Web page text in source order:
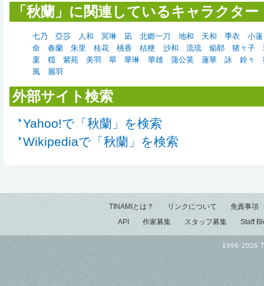
「秋蘭」に関連しているキャラクター
七乃 亞莎 人和 冥琳 凪 北郷一刀 地和 天和 季衣
小蓮
命
春蘭 朱里 桂花 桃香 桔梗 沙和 流琉 焔耶 猪々子
稟
穏 紫苑 美羽 翠 華琳 華雄 蒲公英 蓮華 詠 鈴々
風
麗羽
外部サイト検索
Yahoo!で「秋蘭」を検索
Wikipediaで「秋蘭」を検索
TINAMIとは？ リンクについて
免責事項
API
作家募集 スタッフ募集 Staff
1996-2026